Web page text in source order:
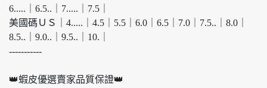
6.....｜6.5..｜7.....｜7.5｜
美國碼ＵＳ｜4.....｜4.5｜5.5｜6.0｜6.5｜7.0｜7.5..｜8.0｜
8.5..｜9.0..｜9.5..｜10.｜
-----------
👑蝦皮優選賣家品質保證👑